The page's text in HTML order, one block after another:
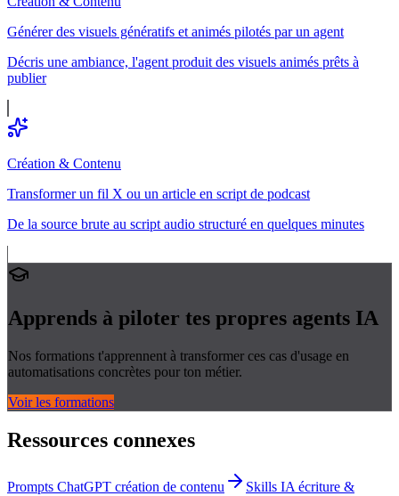
Générer des visuels génératifs et animés pilotés par un agent
Décris une ambiance, l'agent produit des visuels animés prêts à
publier
Création & Contenu
Transformer un fil X ou un article en script de podcast
De la source brute au script audio structuré en quelques minutes
Apprends à piloter tes propres agents IA
Nos formations t'apprennent à transformer ces cas d'usage en
automatisations concrètes pour ton métier.
Voir les formations
Ressources connexes
Prompts ChatGPT création de contenu
Skills IA écriture &